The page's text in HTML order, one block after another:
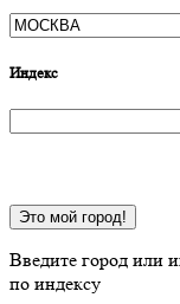
Индекс
Это мой город!
Введите город или
по индексу